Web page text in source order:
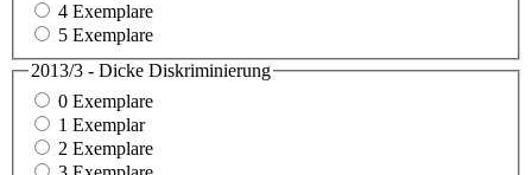
4 Exemplare
5 Exemplare
2013/3 - Dicke Diskriminierung
0 Exemplare
1 Exemplar
2 Exemplare